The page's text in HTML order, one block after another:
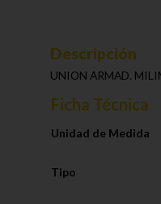
Descripción
UNION ARMAD.
Ficha Técnica
Unidad de Medida
Tipo